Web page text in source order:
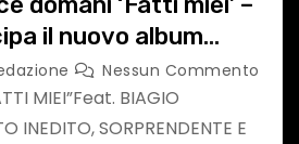
il nuovo album
in uscita a
Nessun Commento
MIEI”Feat. BIAGIO
INEDITO, SORPRENDENTE E